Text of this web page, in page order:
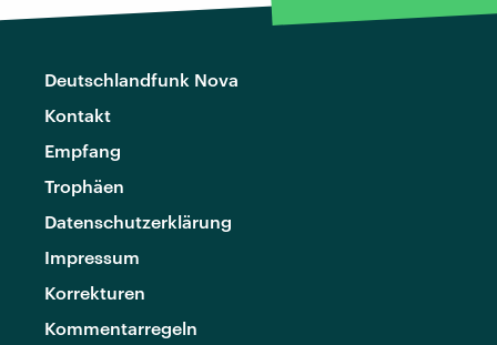
Deutschlandfunk Nova
Kontakt
Empfang
Trophäen
Datenschutzerklärung
Impressum
Korrekturen
Kommentarregeln